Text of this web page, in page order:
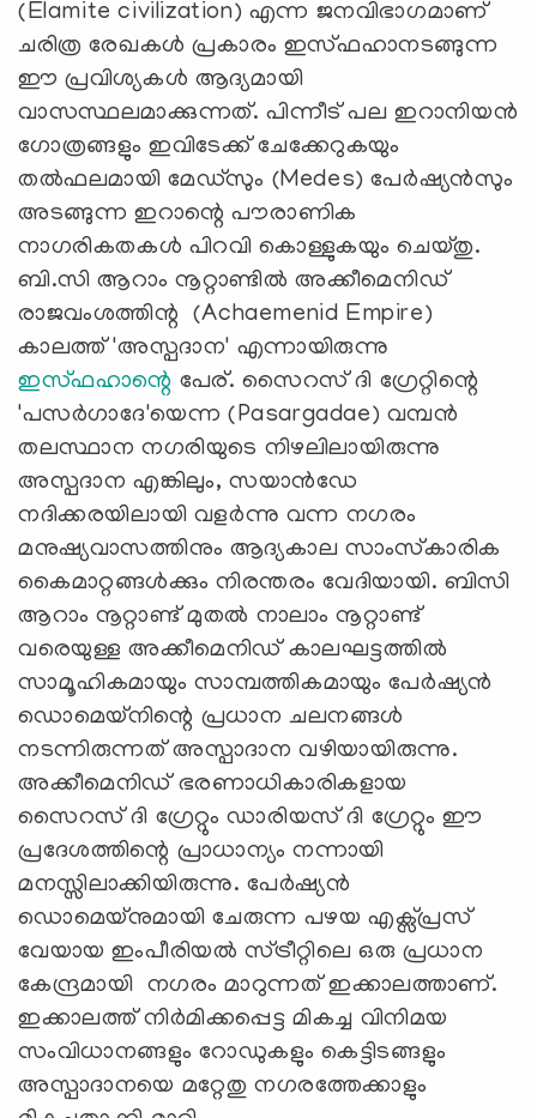
(Elamite civilization) എന്ന ജനവിഭാഗമാണ്
ചരിത്ര രേഖകള്‍ പ്രകാരം ഇസ്ഫഹാനടങ്ങുന്ന
ഈ പ്രവിശ്യകള്‍ ആദ്യമായി
വാസസ്ഥലമാക്കുന്നത്. പിന്നീട് പല ഇറാനിയന്‍
ഗോത്രങ്ങളും ഇവിടേക്ക് ചേക്കേറുകയും
തല്‍ഫലമായി മേഡ്‌സും (Medes) പേര്‍ഷ്യന്‍സും
അടങ്ങുന്ന ഇറാന്റെ പൗരാണിക
നാഗരികതകള്‍ പിറവി കൊള്ളുകയും ചെയ്തു.
ബി.സി ആറാം നൂറ്റാണ്ടില്‍ അക്കീമെനിഡ്
രാജവംശത്തിന്റ (Achaemenid Empire)
കാലത്ത് 'അസ്പദാന' എന്നായിരുന്നു
ഇസ്ഫഹാന്റെ പേര്. സൈറസ് ദി ഗ്രേറ്റിന്റെ
'പസര്‍ഗാദേ'യെന്ന (Pasargadae) വമ്പന്‍
തലസ്ഥാന നഗരിയുടെ നിഴലിലായിരുന്നു
അസ്പദാന എങ്കിലും, സയാന്‍ഡേ
നദിക്കരയിലായി വളര്‍ന്നു വന്ന നഗരം
മനുഷ്യവാസത്തിനും ആദ്യകാല സാംസ്‌കാരിക
കൈമാറ്റങ്ങള്‍ക്കും നിരന്തരം വേദിയായി. ബിസി
ആറാം നൂറ്റാണ്ട് മുതല്‍ നാലാം നൂറ്റാണ്ട്
വരെയുള്ള അക്കീമെനിഡ് കാലഘട്ടത്തില്‍
സാമൂഹികമായും സാമ്പത്തികമായും പേര്‍ഷ്യന്‍
ഡൊമെയ്നിന്റെ പ്രധാന ചലനങ്ങള്‍
നടന്നിരുന്നത് അസ്പാദാന വഴിയായിരുന്നു.
അക്കീമെനിഡ് ഭരണാധികാരികളായ
സൈറസ് ദി ഗ്രേറ്റും ഡാരിയസ് ദി ഗ്രേറ്റും ഈ
പ്രദേശത്തിന്റെ പ്രാധാന്യം നന്നായി
മനസ്സിലാക്കിയിരുന്നു. പേര്‍ഷ്യന്‍
ഡൊമെയ്നുമായി ചേരുന്ന പഴയ എക്സ്പ്രസ്
വേയായ ഇംപീരിയല്‍ സ്ട്രീറ്റിലെ ഒരു പ്രധാന
കേന്ദ്രമായി നഗരം മാറുന്നത് ഇക്കാലത്താണ്.
ഇക്കാലത്ത് നിര്‍മിക്കപ്പെട്ട മികച്ച വിനിമയ
സംവിധാനങ്ങളും റോഡുകളും കെട്ടിടങ്ങളും
അസ്പാദാനയെ മറ്റേതു നഗരത്തേക്കാളും